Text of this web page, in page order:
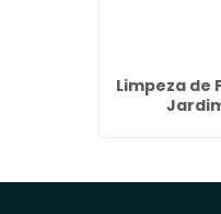
Limpeza de